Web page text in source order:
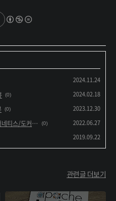
2024.11.24
(0) 2024.02.18
(0) 2023.12.30
컨테이너 인프라 환경 구축을 위한 쿠버네티스/도커 리뷰 (0) 2022.06.27
2019.09.22
관련글 더보기